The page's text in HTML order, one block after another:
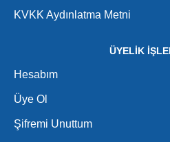
sırasında dengesiz
Nissan Kaliper
Özellikleri
Nissan kaliper pimleri genellikle
malzemeden üretilir. Isıya,
KVKK Aydınlatma Metni
ÜYELİK
Hesabım
Üye Ol
Şifremi Unuttum